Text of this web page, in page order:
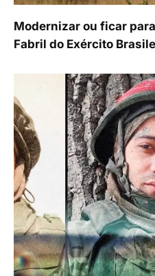
Modernizar ou ficar
Fabril do Exército